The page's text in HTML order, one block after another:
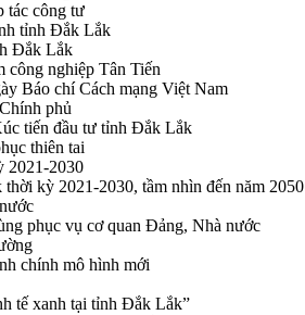
tác công tư
tỉnh Đắk Lắk
Đắk Lắk
nghiệp Tân Tiến
Báo chí Cách mạng Việt Nam
phủ
tiến đầu tư tỉnh Đắk Lắk
thiên tai
2021-2030
kỳ 2021-2030, tầm nhìn đến năm 2050
phục vụ cơ quan Đảng, Nhà nước
chính mô hình mới
tế xanh tại tỉnh Đắk Lắk”